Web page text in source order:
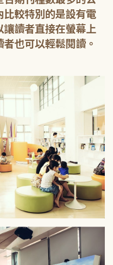
較特別的是設有電
讀者直接在螢幕上
也可以輕鬆閱讀。